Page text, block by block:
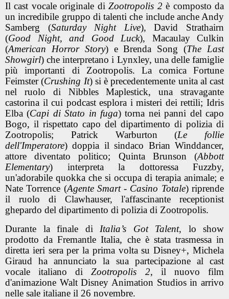
Il cast vocale originale diZootropolis 2 è composto da
un incredibile gruppo di talenti che include anche Andy
Samberg (Saturday Night Live), David Strathairn
(Good Night, and Good Luck), Macaulay Culkin
(American Horror Story) e Brenda Song (The Last
Showgirl) che interpretano i Lynxley, una delle famiglie
più importanti di Zootropolis. La comica Fortune
Feimster (Crushing It) si è precedentemente unita al cast
nel ruolo di Nibbles Maplestick, una stravagante
castorina il cui podcast esplora i misteri dei rettili; Idris
Elba (Capi di Stato in fuga) torna nei panni del capo
Bogo, il rispettato capo del dipartimento di polizia di
Zootropolis; Patrick Warburton (Le follie
dell'Imperatore) doppia il sindaco Brian Winddancer,
attore diventato politico; Quinta Brunson (Abbott
Elementary) interpreta la dottoressa Fuzzby,
un'adorabile quokka che si occupa di terapia animale; e
Nate Torrence (Agente Smart - Casino Totale) riprende
il ruolo di Clawhauser, l'affascinante receptionist
ghepardo del dipartimento di polizia di Zootropolis.
Durante la finale di Italia’s Got Talent, lo show
prodotto da Fremantle Italia, che è stata trasmessa in
diretta ieri sera per la prima volta su Disney+, Michela
Giraud ha annunciato la sua partecipazione al cast
vocale italiano diZootropolis 2, il nuovo film
d'animazione Walt Disney Animation Studios in arrivo
nelle sale italiane il 26 novembre.